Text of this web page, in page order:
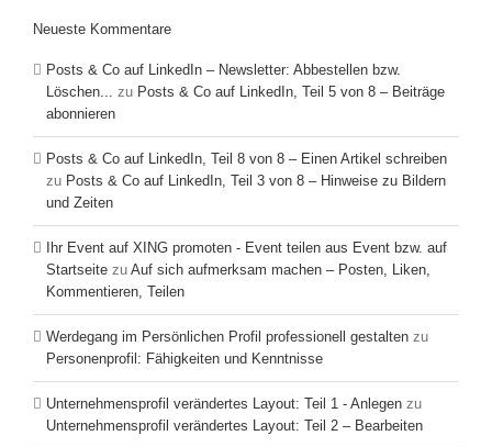
Neueste Kommentare
Posts & Co auf LinkedIn – Newsletter: Abbestellen bzw.
Löschen... zu Posts & Co auf LinkedIn, Teil 5 von 8 – Beiträge
abonnieren
Posts & Co auf LinkedIn, Teil 8 von 8 – Einen Artikel schreiben
zu Posts & Co auf LinkedIn, Teil 3 von 8 – Hinweise zu Bildern
und Zeiten
Ihr Event auf XING promoten - Event teilen aus Event bzw. auf
Startseite zu Auf sich aufmerksam machen – Posten, Liken,
Kommentieren, Teilen
Werdegang im Persönlichen Profil professionell gestalten zu
Personenprofil: Fähigkeiten und Kenntnisse
Unternehmensprofil verändertes Layout: Teil 1 - Anlegen zu
Unternehmensprofil verändertes Layout: Teil 2 – Bearbeiten